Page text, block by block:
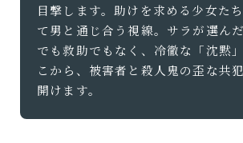
目撃します。助けを求める少女た
て男と通じ合う視線。サラが選ん
でも救助でもなく、冷徹な「沈黙
こから、被害者と殺人鬼の歪な共
開けます。